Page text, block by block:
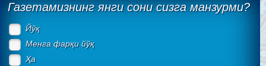
Газетамизнинг янги сони сизга манзурми?
Йўқ
Менга фарқи йўқ
Ҳа